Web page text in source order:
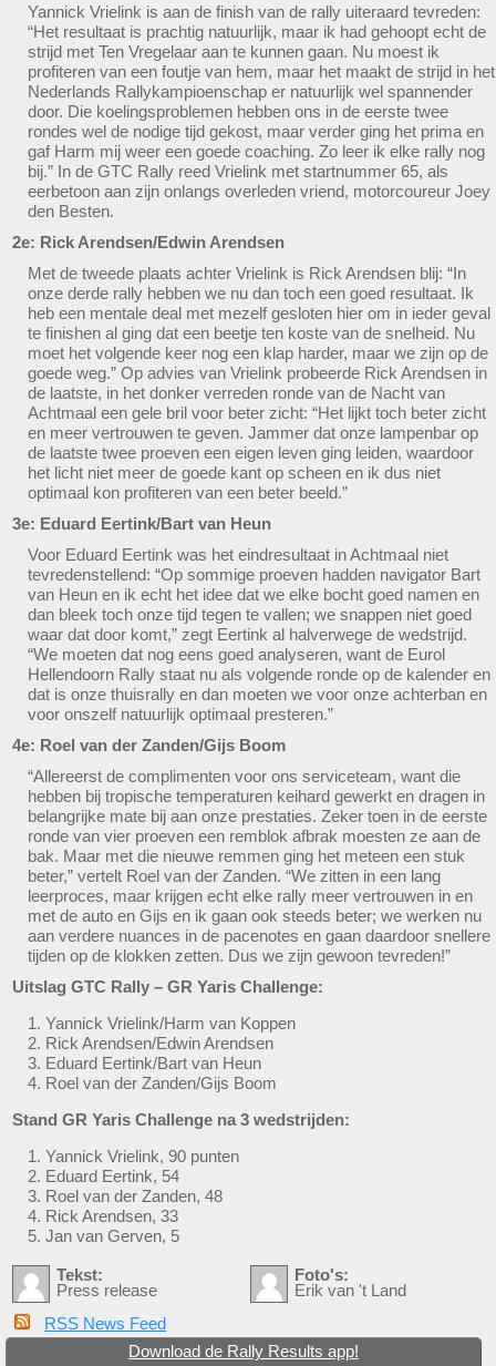
Yannick Vrielink is aan de finish van de rally uiteraard tevreden:
“Het resultaat is prachtig natuurlijk, maar ik had gehoopt echt de
strijd met Ten Vregelaar aan te kunnen gaan. Nu moest ik
profiteren van een foutje van hem, maar het maakt de strijd in het
Nederlands Rallykampioenschap er natuurlijk wel spannender
door. Die koelingsproblemen hebben ons in de eerste twee
rondes wel de nodige tijd gekost, maar verder ging het prima en
gaf Harm mij weer een goede coaching. Zo leer ik elke rally nog
bij.” In de GTC Rally reed Vrielink met startnummer 65, als
eerbetoon aan zijn onlangs overleden vriend, motorcoureur Joey
den Besten.
2e: Rick Arendsen/Edwin Arendsen
Met de tweede plaats achter Vrielink is Rick Arendsen blij: “In
onze derde rally hebben we nu dan toch een goed resultaat. Ik
heb een mentale deal met mezelf gesloten hier om in ieder geval
te finishen al ging dat een beetje ten koste van de snelheid. Nu
moet het volgende keer nog een klap harder, maar we zijn op de
goede weg.” Op advies van Vrielink probeerde Rick Arendsen in
de laatste, in het donker verreden ronde van de Nacht van
Achtmaal een gele bril voor beter zicht: “Het lijkt toch beter zicht
en meer vertrouwen te geven. Jammer dat onze lampenbar op
de laatste twee proeven een eigen leven ging leiden, waardoor
het licht niet meer de goede kant op scheen en ik dus niet
optimaal kon profiteren van een beter beeld.”
3e: Eduard Eertink/Bart van Heun
Voor Eduard Eertink was het eindresultaat in Achtmaal niet
tevredenstellend: “Op sommige proeven hadden navigator Bart
van Heun en ik echt het idee dat we elke bocht goed namen en
dan bleek toch onze tijd tegen te vallen; we snappen niet goed
waar dat door komt,” zegt Eertink al halverwege de wedstrijd.
“We moeten dat nog eens goed analyseren, want de Eurol
Hellendoorn Rally staat nu als volgende ronde op de kalender en
dat is onze thuisrally en dan moeten we voor onze achterban en
voor onszelf natuurlijk optimaal presteren.”
4e: Roel van der Zanden/Gijs Boom
“Allereerst de complimenten voor ons serviceteam, want die
hebben bij tropische temperaturen keihard gewerkt en dragen in
belangrijke mate bij aan onze prestaties. Zeker toen in de eerste
ronde van vier proeven een remblok afbrak moesten ze aan de
bak. Maar met die nieuwe remmen ging het meteen een stuk
beter,” vertelt Roel van der Zanden. “We zitten in een lang
leerproces, maar krijgen echt elke rally meer vertrouwen in en
met de auto en Gijs en ik gaan ook steeds beter; we werken nu
aan verdere nuances in de pacenotes en gaan daardoor snellere
tijden op de klokken zetten. Dus we zijn gewoon tevreden!”
Uitslag GTC Rally – GR Yaris Challenge:
Yannick Vrielink/Harm van Koppen
Rick Arendsen/Edwin Arendsen
Eduard Eertink/Bart van Heun
Roel van der Zanden/Gijs Boom
Stand GR Yaris Challenge na 3 wedstrijden:
Yannick Vrielink, 90 punten
Eduard Eertink, 54
Roel van der Zanden, 48
Rick Arendsen, 33
Jan van Gerven, 5
Tekst:
Press release
Foto's:
Erik van 't Land
RSS News Feed
Download de Rally Results app!